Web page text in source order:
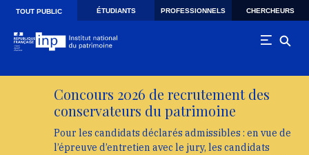
Skip to main navigation
Aller au contenu principal
TOUT PUBLIC ÉTUDIANTS PROFESSIONNELS CHERCHEURS
Concours 2026 de recrutement des
conservateurs du patrimoine
Pour les candidats déclarés admissibles : en vue de
l’épreuve d’entretien avec le jury, les candidats